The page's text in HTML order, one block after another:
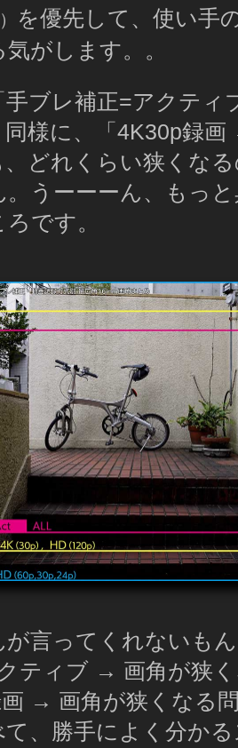
を優先して、使い手
がします。。
手ブレ補正=アクテ
同様に、「4K30p録
、どれくらい狭くな
うーーーん、もっ
です。
が言ってくれないも
ティブ → 画角が狭
画 → 画角が狭くなる
て、勝手によく分か